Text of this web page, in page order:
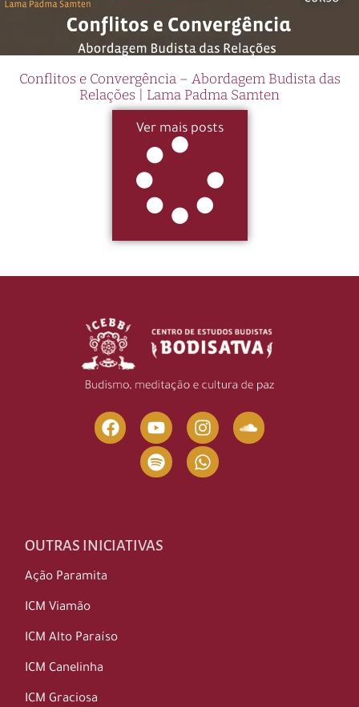
Conflitos e Convergência – Abordagem Budista das
Relações | Lama Padma Samten
Ver mais posts
OUTRAS INICIATIVAS
Ação Paramita
ICM Viamão
ICM Alto Paraíso
ICM Canelinha
ICM Graciosa